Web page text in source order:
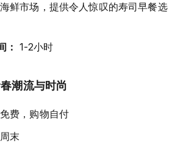
鲜市场，提供令人惊叹的寿司早餐选
： 1-2小时
潮流与时尚
费，购物自付
周末